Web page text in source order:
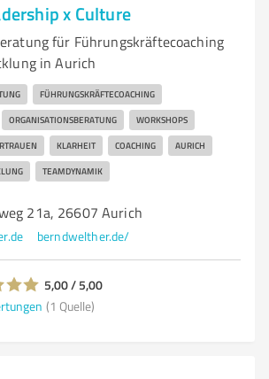
x Culture
für Führungskräftecoaching
in Aurich
FÜHRUNGSKRÄFTECOACHING
ORGANISATIONSBERATUNG WORKSHOPS
KLARHEIT COACHING AURICH
TEAMDYNAMIK
21a, 26607 Aurich
berndwelther.de/
5,00 / 5,00
(1 Quelle)